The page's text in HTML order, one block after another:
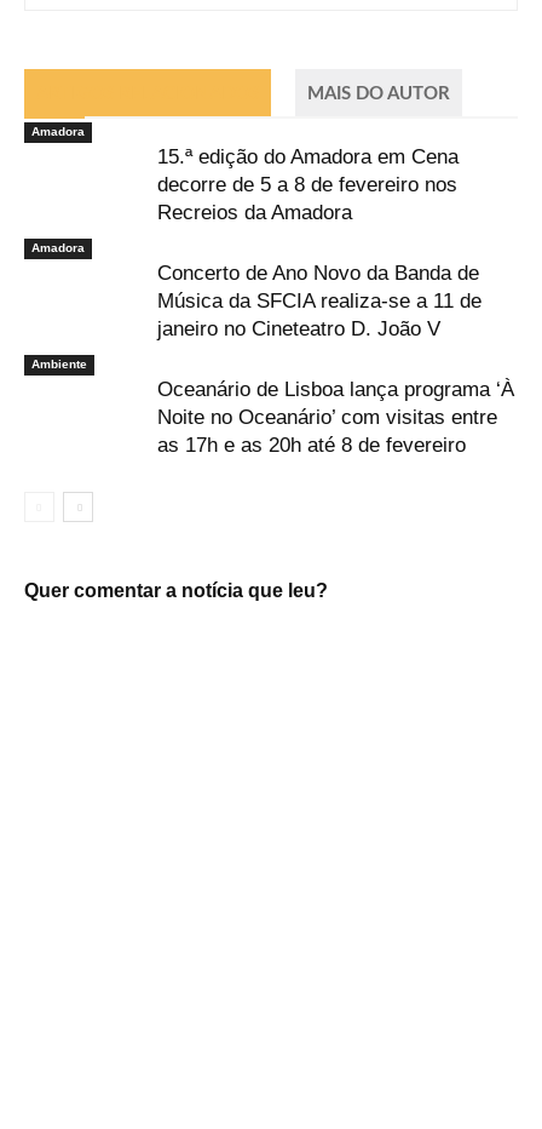
MAIS DO AUTOR
Amadora
15.ª edição do Amadora em Cena
decorre de 5 a 8 de fevereiro nos
Recreios da Amadora
Amadora
Concerto de Ano Novo da Banda de
Música da SFCIA realiza-se a 11 de
janeiro no Cineteatro D. João V
Ambiente
Oceanário de Lisboa lança programa ‘À
Noite no Oceanário’ com visitas entre
as 17h e as 20h até 8 de fevereiro
Quer comentar a notícia que leu?